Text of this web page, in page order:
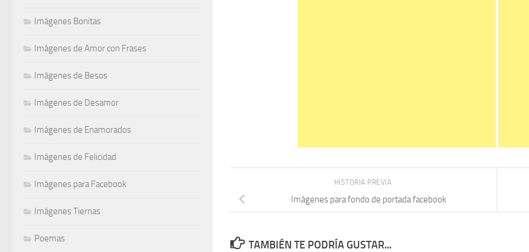
HISTORIA PREVIA
Imágenes para fondo de portada facebook
TAMBIÉN TE PODRÍA GUSTAR...
Imágenes Bonitas
Imágenes de Amor con Frases
Imágenes de Besos
Imágenes de Desamor
Imágenes de Enamorados
Imágenes de Felicidad
Imágenes para Facebook
Imágenes Tiernas
Poemas